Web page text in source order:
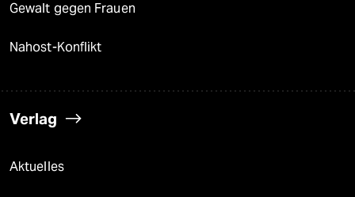
Gewalt gegen Frauen
Nahost-Konflikt
Verlag
Aktuelles